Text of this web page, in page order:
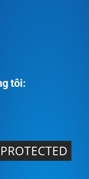
tôi: